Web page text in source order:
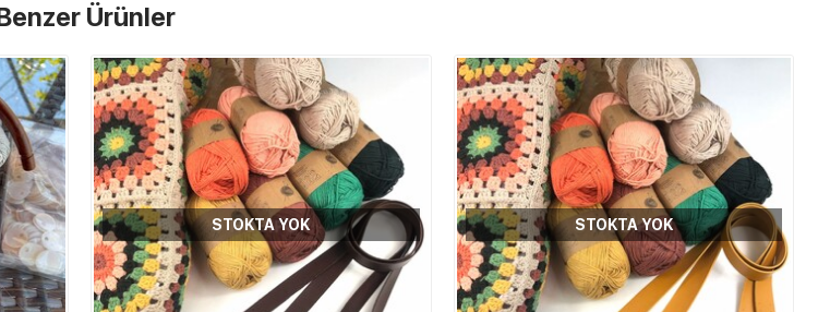
Ürünler
STOKTA YOK STOKTA YOK